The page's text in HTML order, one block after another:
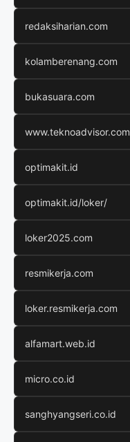
redaksiharian.com
kolamberenang.com
bukasuara.com
www.teknoadvisor.com
optimakit.id
optimakit.id/loker/
loker2025.com
resmikerja.com
loker.resmikerja.com
alfamart.web.id
micro.co.id
sanghyangseri.co.id